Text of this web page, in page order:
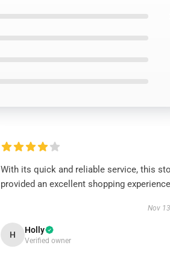
With its quick and reliable service, this
provided an excellent shopping
Nov
H Holly
Verified owner